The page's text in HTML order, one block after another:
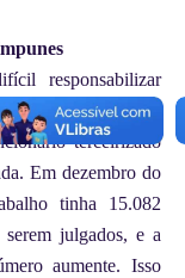
responsabilizar
porque a
terceirizado
Em dezembro do
tinha 15.082
julgados, e a
aumente. Isso